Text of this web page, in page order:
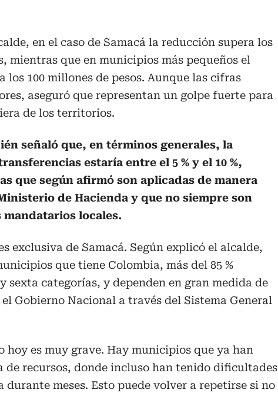
en el caso de Samacá la reducción supera los
mientras que en municipios más pequeños el
los 100 millones de pesos. Aunque las cifras
aseguró que representan un golpe fuerte para
de los territorios.
señaló que, en términos generales, la
estaría entre el 5 % y el 10 %,
que según afirmó son aplicadas de manera
de Hacienda y que no siempre son
mandatarios locales.
exclusiva de Samacá. Según explicó el alcalde,
que tiene Colombia, más del 85 %
sexta categorías, y dependen en gran medida de
Gobierno Nacional a través del Sistema General
hoy es muy grave. Hay municipios que ya han
recursos, donde incluso han tenido dificultades
durante meses. Esto puede volver a repetirse si no